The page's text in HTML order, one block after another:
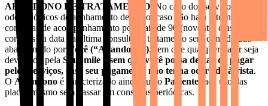
ABANDONO DE TRATAMENTO.
No caso dos serviços
odontológicos de alinhamento dentário, caso não haja retorno às
consultas de acompanhamento por mais de 90 (noventa) dias
corridos da data da última consulta, o tratamento será considerado
abandonado por
Você (“Abandono”), sem que qualquer valor seja
devolvido pela SouSmile e sem que você possa deixar de pagar
pelos Serviços, caso seu pagamento não tenha ocorrido à vista.
O Abandono é caracterizado ainda que o Paciente faça uso das
placas mesmo sem passar em consultas periódicas.